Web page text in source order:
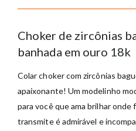
Choker de zircônias
banhada em ouro 18k
Colar choker com zircônias
apaixonante! Um modelinho
para você que ama brilhar onde
transmite é admirável e